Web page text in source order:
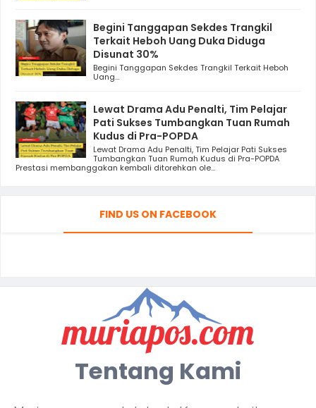
Begini Tanggapan Sekdes Trangkil
Terkait Heboh Uang Duka Diduga
Disunat 30%
Begini Tanggapan Sekdes Trangkil Terkait Heboh
Uang...
Lewat Drama Adu Penalti, Tim Pelajar
Pati Sukses Tumbangkan Tuan Rumah
Kudus di Pra-POPDA
Lewat Drama Adu Penalti, Tim Pelajar Pati Sukses
Tumbangkan Tuan Rumah Kudus di Pra-POPDA
Prestasi membanggakan kembali ditorehkan ole...
FIND US ON FACEBOOK
Tentang Kami